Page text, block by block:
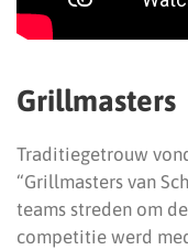
Grillmasters
Traditiegetrouw
“Grillmasters van
teams streden om
competitie werd